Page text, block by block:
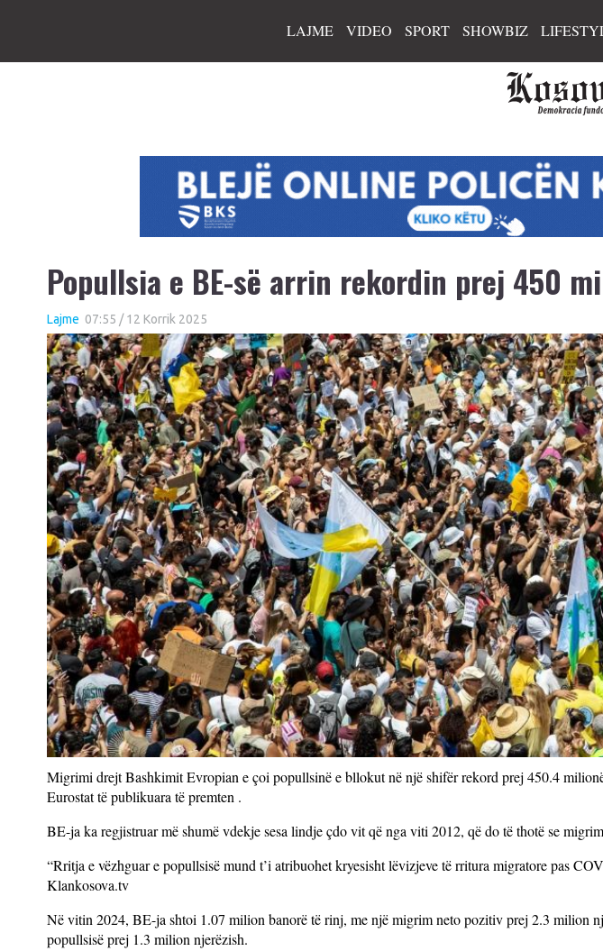
LAJME VIDEO SPORT SHOWBIZ
Popullsia e BE-së arrin rekordin prej 450
Lajme 07:55 / 12 Korrik 2025
Migrimi drejt Bashkimit Evropian e çoi popullsinë e bllokut në një shifër rekord prej 450.4
Eurostat të publikuara të premten .
BE-ja ka regjistruar më shumë vdekje sesa lindje çdo vit që nga viti 2012, që do të thotë se
“Rritja e vëzhguar e popullsisë mund t’i atribuohet kryesisht lëvizjeve të rritura migratore pas
Klankosova.tv
Në vitin 2024, BE-ja shtoi 1.07 milion banorë të rinj, me një migrim neto pozitiv prej 2.3 milion
popullsisë prej 1.3 milion njerëzish.